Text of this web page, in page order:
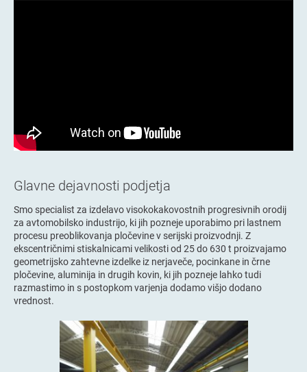
Glavne dejavnosti podjetja
Smo specialist za izdelavo visokokakovostnih progresivnih orodij
za avtomobilsko industrijo, ki jih pozneje uporabimo pri lastnem
procesu preoblikovanja pločevine v serijski proizvodnji. Z
ekscentričnimi stiskalnicami velikosti od 25 do 630 t proizvajamo
geometrijsko zahtevne izdelke iz nerjaveče, pocinkane in črne
pločevine, aluminija in drugih kovin, ki jih pozneje lahko tudi
razmastimo in s postopkom varjenja dodamo višjo dodano
vrednost.